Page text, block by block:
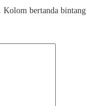
bertanda bintang